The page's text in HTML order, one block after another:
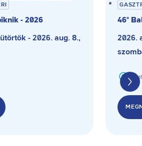
- 2026
- 2026. aug. 8.,
46°
2026.